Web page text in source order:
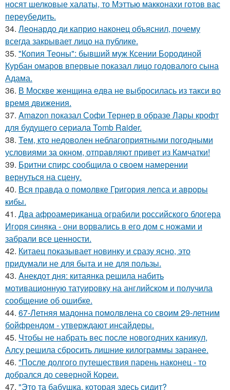
носят шелковые халаты, то Мэттью макконахи готов вас
переубедить.
34. Леонардо ди каприо наконец объяснил, почему
всегда закрывает лицо на публике.
35. "Копия Теоны": бывший муж Ксении Бородиной
Курбан омаров впервые показал лицо годовалого сына
Адама.
36. В Москве женщина едва не выбросилась из такси во
время движения.
37. Amazon показал Софи Тернер в образе Лары крофт
для будущего сериала Tomb Raider.
38. Тем, кто недоволен неблагоприятными погодными
условиями за окном, отправляют привет из Камчатки!
39. Бритни спирс сообщила о своем намерении
вернуться на сцену.
40. Вся правда о помолвке Григория лепса и авроры
кибы.
41. Два афроамериканца ограбили российского блогера
Игоря синяка - они ворвались в его дом с ножами и
забрали все ценности.
42. Китаец показывает новинку и сразу ясно, это
придумали не для быта и не для пользы.
43. Aнекдот дня: китаянка решила набить
мотивационную татуировку на английском и получила
сообщение об ошибке.
44. 67-Летняя мадонна помолвлена со своим 29-летним
бойфрендом - утверждают инсайдеры.
45. Чтобы не набрать вес после новогодних каникул,
Алсу решила сбросить лишние килограммы заранее.
46. "После долгого путешествия парень наконец - то
добрался до северной Кореи.
47. "Это та бабушка, которая здесь сидит?